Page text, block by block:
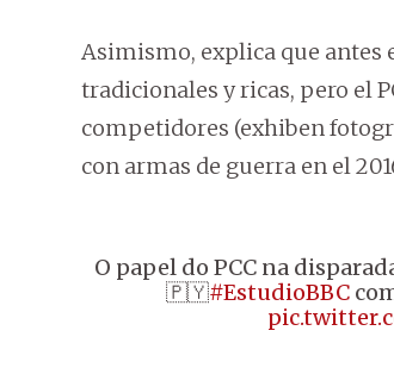
Asimismo, explica que antes
tradicionales y ricas, pero el
competidores (exhiben
con armas de guerra en el
O papel do PCC na
🇵🇾#EstudioBBC